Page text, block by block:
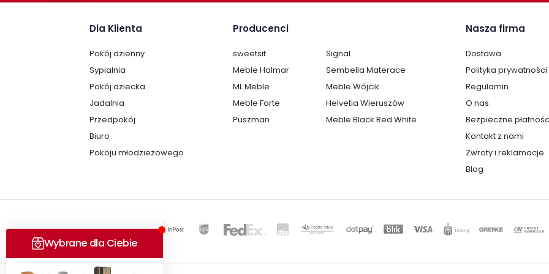
Dla Klienta
Pokój dzienny
Sypialnia
Pokój dziecka
Jadalnia
Przedpokój
Biuro
Pokoju młodzieżowego
Producenci
sweetsit
Signal
Meble Halmar
Sembella Materace
ML Meble
Meble Wójcik
Meble Forte
Helvetia Wieruszów
Puszman
Meble Black Red White
Nasza firma
Dostawa
Polityka prywatności
Regulamin
O nas
Bezpieczne
Kontakt z nami
Zwroty i reklamacje
Blog